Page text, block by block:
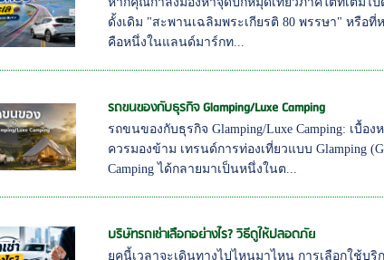
ดั้งเดิม "สะพานเฉลิมพระเกียรติ 80 พรรษา" หรือ
คือหนึ่งในแลนด์มาร์กท...
รถขนของกับธุรกิจ Glamping/Luxe Camping
รถขนของกับธุรกิจ Glamping/Luxe Camping: เบื้
ควรมองข้าม เทรนด์การท่องเที่ยวแบบ Glamping
Camping ได้กลายมาเป็นหนึ่งในต...
บริษัทรถเช่าเลือกอย่างไร? วิธีดูให้ปลอดภัย
ยุคนี้เวลาจะเดินทางไปไหนมาไหน การเลือกใช้บริ